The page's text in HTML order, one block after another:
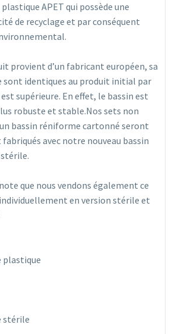
APET qui possède une
de recyclage et par conséquent
provient d’un fabricant européen, sa
identiques au produit initial par
supérieure. En effet, le bassin est
robuste et stable.Nos sets non
bassin réniforme cartonné seront
avec notre nouveau bassin
que nous vendons également ce
en version stérile et
plastique
stérile